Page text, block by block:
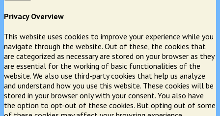
Privacy Overview
This website uses cookies to improve your experience while you
navigate through the website. Out of these, the cookies that
are categorized as necessary are stored on your browser as they
are essential for the working of basic functionalities of the
website. We also use third-party cookies that help us analyze
and understand how you use this website. These cookies will be
stored in your browser only with your consent. You also have
the option to opt-out of these cookies. But opting out of some